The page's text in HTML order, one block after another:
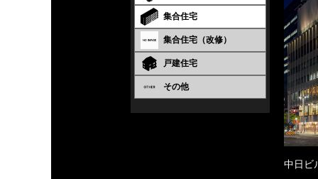
集合住宅
集合住宅（改修）
戸建住宅
その他
中日ビ